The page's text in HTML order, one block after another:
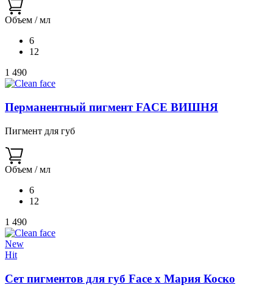
Объем / мл
6
12
1 490
Перманентный пигмент FACE ВИШНЯ
Пигмент для губ
Объем / мл
6
12
1 490
New
Hit
Сет пигментов для губ Face х Мария Коско